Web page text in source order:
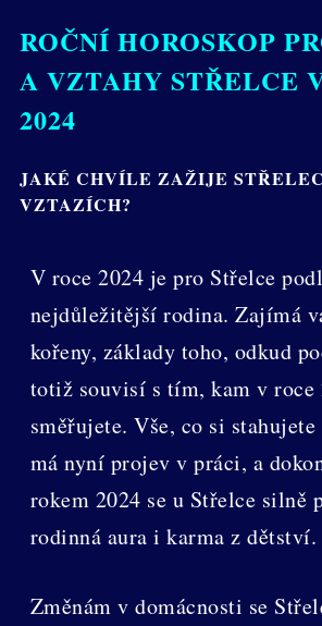
ROČNÍ HOROSKOP
A VZTAHY STŘELCE
2024
JAKÉ CHVÍLE ZAŽIJE
VZTAZÍCH?
V roce 2024 je pro Střelce
nejdůležitější rodina. Zajímá
kořeny, základy toho, odkud
totiž souvisí s tím, kam v roce
směřujete. Vše, co si
má nyní projev v práci, a
rokem 2024 se u Střelce silně
rodinná aura i karma z dětství.
Změnám v domácnosti se